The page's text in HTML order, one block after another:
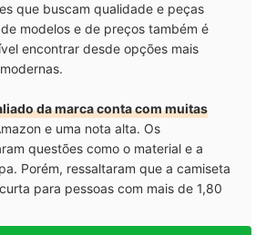
que buscam qualidade e peças
modelos e de preços também é
encontrar desde opções mais
da marca conta com muitas
e uma nota alta. Os
questões como o material e a
Porém, ressaltaram que a camiseta
para pessoas com mais de 1,80